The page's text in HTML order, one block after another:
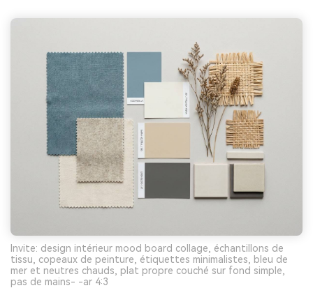
Invite: design intérieur mood board collage, échantillons de
tissu, copeaux de peinture, étiquettes minimalistes, bleu de
mer et neutres chauds, plat propre couché sur fond simple,
pas de mains- -ar 4:3